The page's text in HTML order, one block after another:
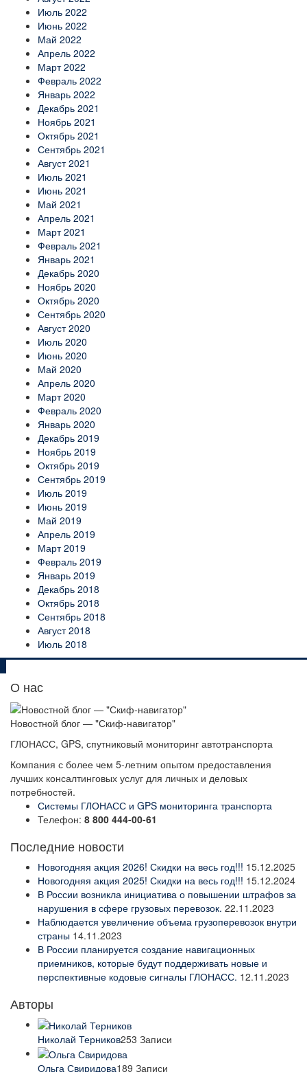
Июль 2022
Июнь 2022
Май 2022
Апрель 2022
Март 2022
Февраль 2022
Январь 2022
Декабрь 2021
Ноябрь 2021
Октябрь 2021
Сентябрь 2021
Август 2021
Июль 2021
Июнь 2021
Май 2021
Апрель 2021
Март 2021
Февраль 2021
Январь 2021
Декабрь 2020
Ноябрь 2020
Октябрь 2020
Сентябрь 2020
Август 2020
Июль 2020
Июнь 2020
Май 2020
Апрель 2020
Март 2020
Февраль 2020
Январь 2020
Декабрь 2019
Ноябрь 2019
Октябрь 2019
Сентябрь 2019
Июль 2019
Июнь 2019
Май 2019
Апрель 2019
Март 2019
Февраль 2019
Январь 2019
Декабрь 2018
Октябрь 2018
Сентябрь 2018
Август 2018
Июль 2018
О нас
Новостной блог — "Скиф-навигатор"
ГЛОНАСС, GPS, спутниковый мониторинг автотранспорта
Компания с более чем 5-летним опытом предоставления
лучших консалтинговых услуг для личных и деловых
потребностей.
Системы ГЛОНАСС и GPS мониторинга транспорта
Телефон: 8 800 444-00-61
Последние новости
Новогодняя акция 2026! Скидки на весь год!!! 15.12.2025
Новогодняя акция 2025! Скидки на весь год!!! 15.12.2024
В России возникла инициатива о повышении штрафов за
нарушения в сфере грузовых перевозок. 22.11.2023
Наблюдается увеличение объема грузоперевозок внутри
страны 14.11.2023
В России планируется создание навигационных
приемников, которые будут поддерживать новые и
перспективные кодовые сигналы ГЛОНАСС. 12.11.2023
Авторы
Николай Терников253 Записи
Ольга Свиридова189 Записи